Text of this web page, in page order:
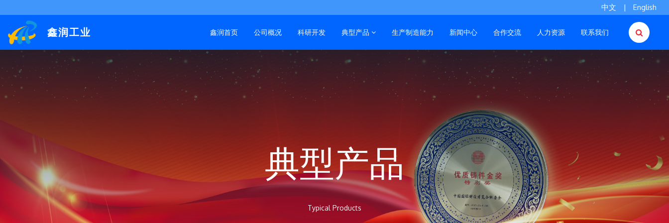
中文 | English
鑫润工业 鑫润首页 公司概况 科研开发 典型产品 生产制造能力 新闻中心 合作交流 人力资源 联系我们
典型产品
Typical Products